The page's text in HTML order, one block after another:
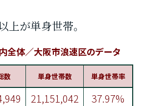
上が単身世帯。
全体／大阪市浪速区のデータ
数 単身世帯数 単身世帯率
21,151,042 37.97%